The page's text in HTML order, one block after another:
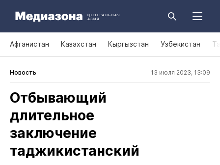
Афганистан Казахстан Кыргызстан Узбекистан
Новость 13 июля 2023, 13:09
Отбывающий
длительное
заключение
таджикистанский